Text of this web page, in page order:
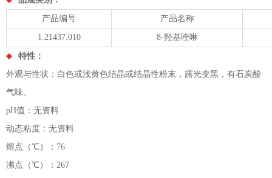
产品编号 产品名称
1.21437.010 8-羟基喹啉
特性：
外观与性状：白色或浅黄色结晶或结晶性粉末，露光变黑，有石炭酸
气味。
pH值：无资料
动态粘度：无资料
熔点（℃）：76
沸点（℃）：267